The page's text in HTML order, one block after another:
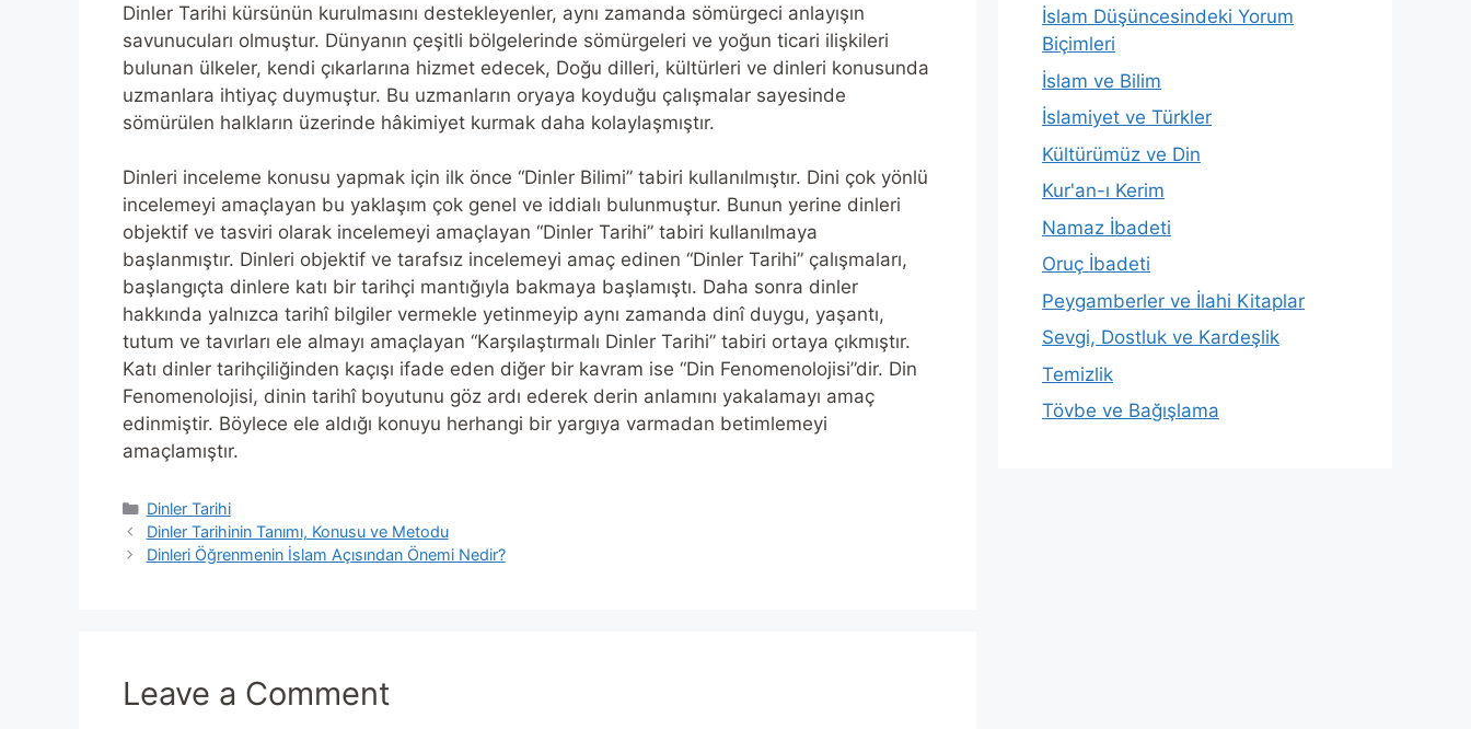
Dinler Tarihi kürsünün kurulmasını destekleyenler, aynı zamanda sömürgeci anlayışın
savunucuları olmuştur. Dünyanın çeşitli bölgelerinde sömürgeleri ve yoğun ticari ilişkileri
bulunan ülkeler, kendi çıkarlarına hizmet edecek, Doğu dilleri, kültürleri ve dinleri konusunda
uzmanlara ihtiyaç duymuştur. Bu uzmanların oryaya koyduğu çalışmalar sayesinde
sömürülen halkların üzerinde hâkimiyet kurmak daha kolaylaşmıştır.
Dinleri inceleme konusu yapmak için ilk önce “Dinler Bilimi” tabiri kullanılmıştır. Dini çok yönlü
incelemeyi amaçlayan bu yaklaşım çok genel ve iddialı bulunmuştur. Bunun yerine dinleri
objektif ve tasviri olarak incelemeyi amaçlayan “Dinler Tarihi” tabiri kullanılmaya
başlanmıştır. Dinleri objektif ve tarafsız incelemeyi amaç edinen “Dinler Tarihi” çalışmaları,
başlangıçta dinlere katı bir tarihçi mantığıyla bakmaya başlamıştı. Daha sonra dinler
hakkında yalnızca tarihî bilgiler vermekle yetinmeyip aynı zamanda dinî duygu, yaşantı,
tutum ve tavırları ele almayı amaçlayan “Karşılaştırmalı Dinler Tarihi” tabiri ortaya çıkmıştır.
Katı dinler tarihçiliğinden kaçışı ifade eden diğer bir kavram ise “Din Fenomenolojisi”dir. Din
Fenomenolojisi, dinin tarihî boyutunu göz ardı ederek derin anlamını yakalamayı amaç
edinmiştir. Böylece ele aldığı konuyu herhangi bir yargıya varmadan betimlemeyi
amaçlamıştır.
Categories
Dinler Tarihi
Dinler Tarihinin Tanımı, Konusu ve Metodu
Dinleri Öğrenmenin İslam Açısından Önemi Nedir?
Leave a Comment
İslam Düşüncesindeki Yorum
Biçimleri
İslam ve Bilim
İslamiyet ve Türkler
Kültürümüz ve Din
Kur'an-ı Kerim
Namaz İbadeti
Oruç İbadeti
Peygamberler ve İlahi Kitaplar
Sevgi, Dostluk ve Kardeşlik
Temizlik
Tövbe ve Bağışlama